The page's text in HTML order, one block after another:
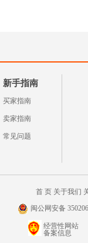
新手指南
买家指南
卖家指南
常见问题
首 页 关于我们
闽公网安备
经营性网站
备案信息